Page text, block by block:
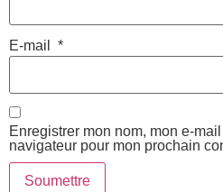
E-mail *
Enregistrer mon nom, mon e-
navigateur pour mon prochain